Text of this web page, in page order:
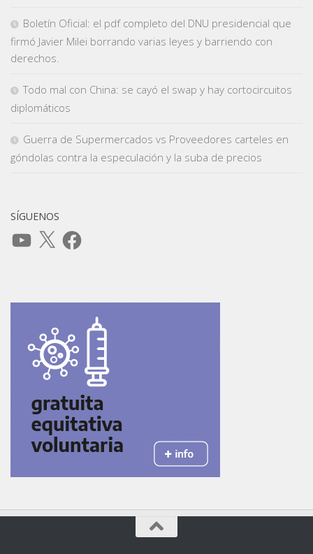
Boletín Oficial: el pdf completo del DNU presidencial que
firmó Javier Milei borrando varias leyes y barriendo con
derechos.
Todo mal con China: se cayó el swap y hay cortocircuitos
diplomáticos
Guerra de Supermercados vs Proveedores carteles en
góndolas contra la especulación y la suba de precios
SÍGUENOS
YouTube
X Facebook